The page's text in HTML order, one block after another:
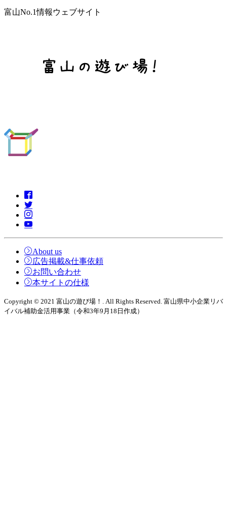
富山No.1情報ウェブサイト
About us
広告掲載&仕事依頼
お問い合わせ
本サイトの仕様
Copyright © 2021 富山の遊び場！. All Rights Reserved. 富山県中小企業リバ
イバル補助金活用事業（令和3年9月18日作成）